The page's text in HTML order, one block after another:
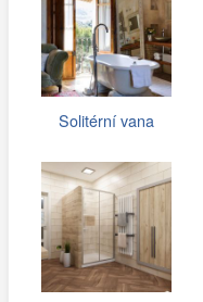
Solitérní vana